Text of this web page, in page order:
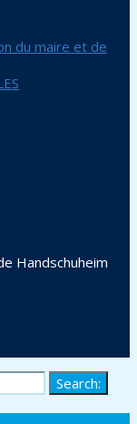
du maire et de
Handschuheim
Search: